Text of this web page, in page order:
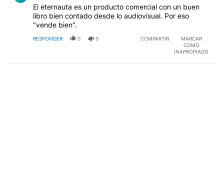
El eternauta es un producto comercial con un buen
libro bien contado desde lo audiovisual. Por eso
"vende bien".
RESPONDER 0 0 COMPARTIR
MARCAR
COMO
INAPROPIADO